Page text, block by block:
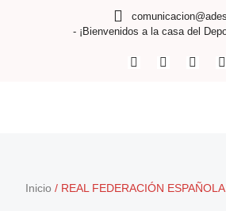
- ¡Bienvenidos a la casa del
Inicio / REAL FEDERACIÓN